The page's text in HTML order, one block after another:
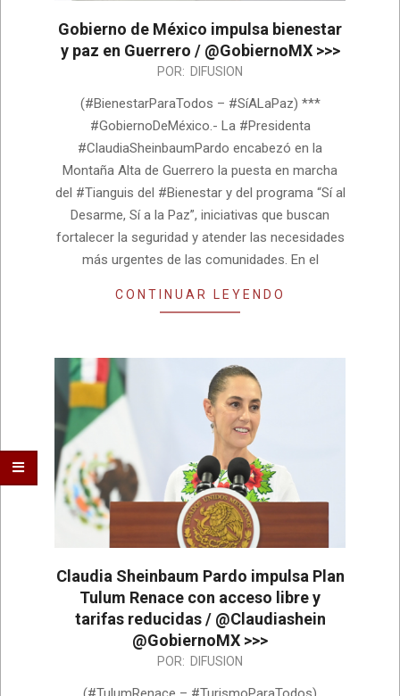
Gobierno de México impulsa bienestar
y paz en Guerrero / @GobiernoMX >>>
POR: DIFUSION
(#BienestarParaTodos – #SíALaPaz) ***
#GobiernoDeMéxico.- La #Presidenta
#ClaudiaSheinbaumPardo encabezó en la
Montaña Alta de Guerrero la puesta en marcha
del #Tianguis del #Bienestar y del programa “Sí al
Desarme, Sí a la Paz”, iniciativas que buscan
fortalecer la seguridad y atender las necesidades
más urgentes de las comunidades. En el
CONTINUAR LEYENDO
Claudia Sheinbaum Pardo impulsa Plan
Tulum Renace con acceso libre y
tarifas reducidas / @Claudiashein
@GobiernoMX >>>
POR: DIFUSION